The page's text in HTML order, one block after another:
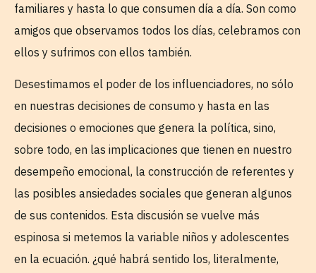
familiares y hasta lo que consumen día a día. Son como
amigos que observamos todos los días, celebramos con
ellos y sufrimos con ellos también.
Desestimamos el poder de los influenciadores, no sólo
en nuestras decisiones de consumo y hasta en las
decisiones o emociones que genera la política, sino,
sobre todo, en las implicaciones que tienen en nuestro
desempeño emocional, la construcción de referentes y
las posibles ansiedades sociales que generan algunos
de sus contenidos. Esta discusión se vuelve más
espinosa si metemos la variable niños y adolescentes
en la ecuación. ¿qué habrá sentido los, literalmente,